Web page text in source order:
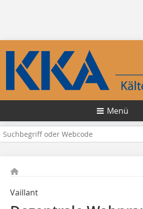
Menü
Vaillant